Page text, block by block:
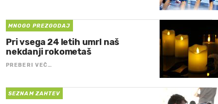
MNOGO PREZGODAJ
Pri vsega 24 letih umrl naš
nekdanji rokometaš
PREBERI VEČ…
SEZNAM ZAHTEV